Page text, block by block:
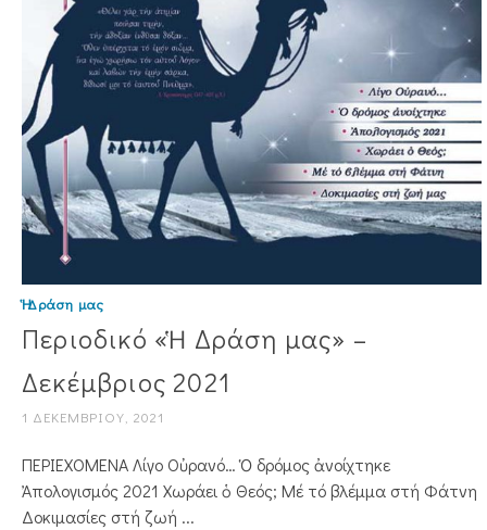
Ἡ Δράση μας
Περιοδικό «Ἡ Δράση μας» –
Δεκέμβριος 2021
1 ΔΕΚΕΜΒΡΊΟΥ, 2021
ΠΕΡΙΕΧΟΜΕΝΑ Λίγο Οὐρανό… Ὁ δρόμος ἀνοίχτηκε
Ἀπολογισμός 2021 Χωράει ὁ Θεός; Μέ τό βλέμμα στή Φάτνη
Δοκιμασίες στή ζωή ...